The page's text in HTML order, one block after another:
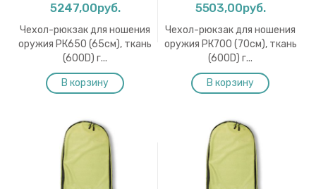
5247,00руб.
Чехол-рюкзак для ношения
оружия РК650 (65см), ткань
(600D) г...
5503,00руб.
Чехол-рюкзак для ношения
оружия РК700 (70см), ткань
(600D) г...